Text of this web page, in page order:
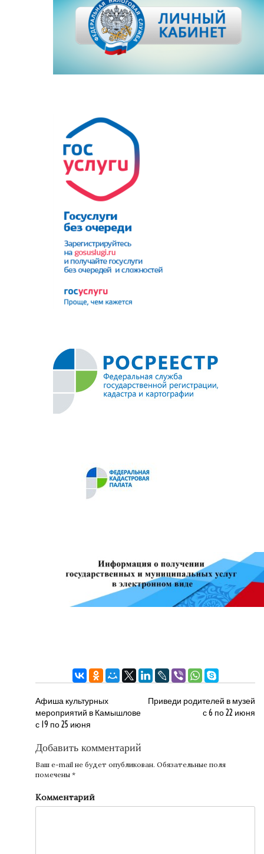
НАВИГАЦИЯ
ПО
ЗАПИСЯМ
Афиша культурных
мероприятий в Камышлове
с 19 по 25 июня
Приведи родителей в музей
с 6 по 22 июня
Добавить комментарий
Ваш e-mail не будет опубликован. Обязательные поля
помечены *
Комментарий